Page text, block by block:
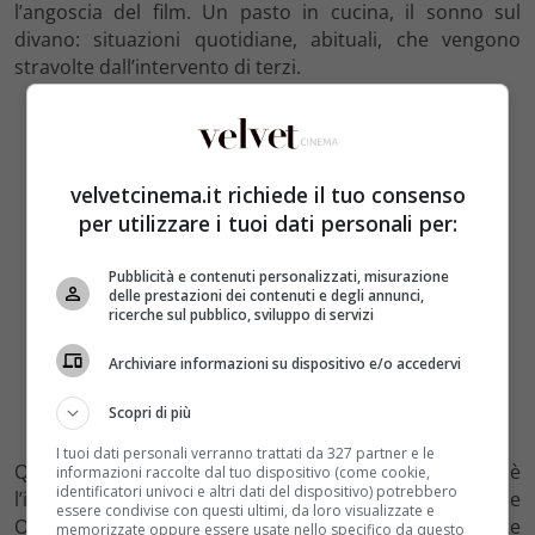
l’angoscia del film. Un pasto in cucina, il sonno sul
divano: situazioni quotidiane, abituali, che vengono
stravolte dall’intervento di terzi.
Quello che ci ha colpito in particolar modo è
l’interazione tra l’ipnotista e sua moglie: Persbrandt e
Olin affrontano i loro ruoli in modo assolutamente
velvetcinema.it richiede il tuo consenso
per utilizzare i tuoi dati personali per:
Pubblicità e contenuti personalizzati, misurazione
delle prestazioni dei contenuti e degli annunci,
ricerche sul pubblico, sviluppo di servizi
Archiviare informazioni su dispositivo e/o accedervi
Scopri di più
I tuoi dati personali verranno trattati da 327 partner e le
informazioni raccolte dal tuo dispositivo (come cookie,
identificatori univoci e altri dati del dispositivo) potrebbero
essere condivise con questi ultimi, da loro visualizzate e
memorizzate oppure essere usate nello specifico da questo